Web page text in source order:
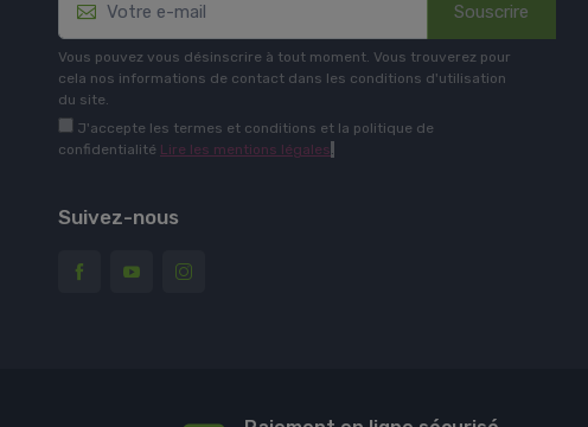
Souscrire
Vous pouvez vous désinscrire à tout moment. Vous trouverez pour
cela nos informations de contact dans les conditions d'utilisation
du site.
J'accepte les termes et conditions et la politique de
confidentialité Lire les mentions légales
Suivez-nous